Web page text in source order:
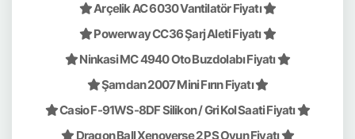
Arçelik AC 6030 Vantilatör Fiyatı
Powerway CC36 Şarj Aleti Fiyatı
Ninkasi MC 4940 Oto Buzdolabı Fiyatı
Şamdan 2007 Mini Fırın Fiyatı
Casio F-91WS-8DF Silikon / Gri Kol Saati Fiyatı
Dragon Ball Xenoverse 2 PS Oyun Fiyatı